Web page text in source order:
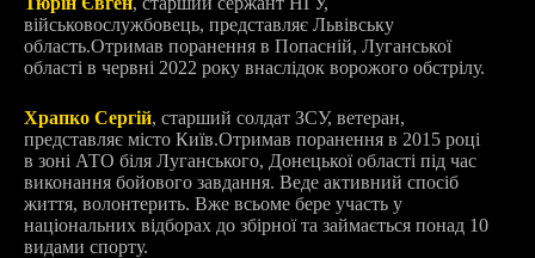
військовослужбовець, представляє Львівську
область.Отримав поранення в Попасній, Луганської
області в червні 2022 року внаслідок ворожого обстрілу.
Храпко Сергій, старший солдат ЗСУ, ветеран,
представляє місто Київ.Отримав поранення в 2015 році
в зоні АТО біля Луганського, Донецької області під час
виконання бойового завдання. Веде активний спосіб
життя, волонтерить. Вже всьоме бере участь у
національних відборах до збірної та займається понад 10
видами спорту.